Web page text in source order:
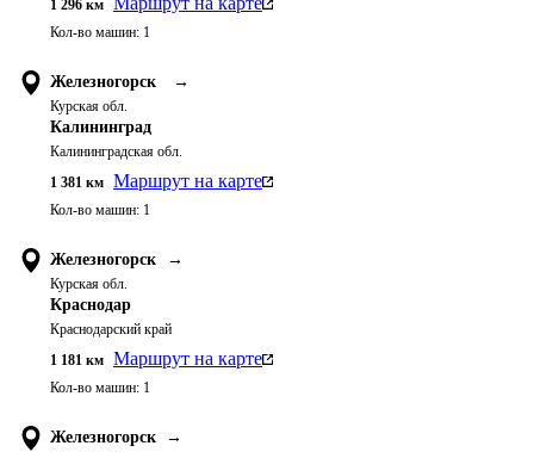
1 296 км
Кол-во машин: 1
Железногорск →
Курская обл.
Калининград
Калининградская обл.
1 381 км Маршрут на карте
Кол-во машин: 1
Железногорск →
Курская обл.
Краснодар
Краснодарский край
1 181 км Маршрут на карте
Кол-во машин: 1
Железногорск →